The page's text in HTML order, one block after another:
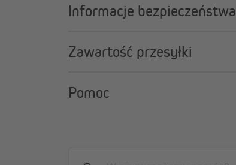
Informacje bezpieczeństwa
Zawartość przesyłki
Pomoc